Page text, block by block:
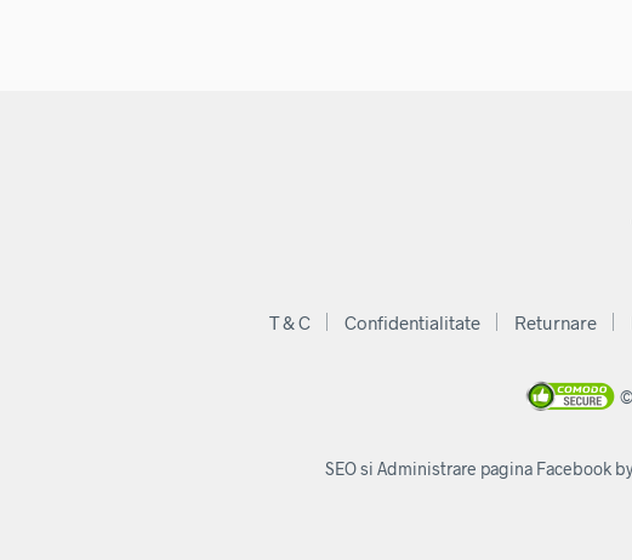
T & C Confidentialitate Returnare
SEO si Administrare pagina Facebook